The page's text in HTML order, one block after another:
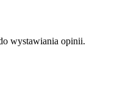
wystawiania opinii.